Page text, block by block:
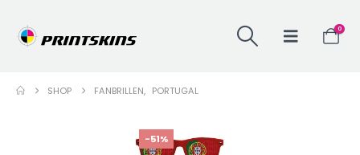
0
SHOP FANBRILLEN, PORTUGAL
-51%